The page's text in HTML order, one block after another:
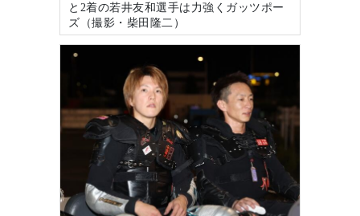
と2着の若井友和選手は力強くガッツポー
ズ（撮影・柴田隆二）